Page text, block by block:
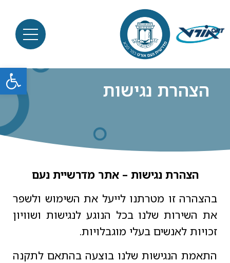
פתח
הצהרת נגישות
הצהרת נגישות – אתר מדרשיית נעם
בהצהרה זו מטרתנו לייעל את השימוש ולשפר
את השירות שלנו בכל הנוגע לנגישות ושוויון
זכויות לאנשים בעלי מוגבלויות.
התאמת הנגישות שלנו בוצעה בהתאם לתקנה